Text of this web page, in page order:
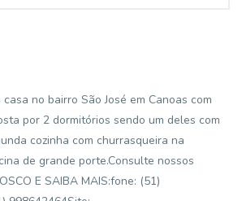
casa no bairro São José em Canoas com
por 2 dormitórios sendo um deles com
cozinha com churrasqueira na
de grande porte.Consulte nossos
E SAIBA MAIS:fone: (51)